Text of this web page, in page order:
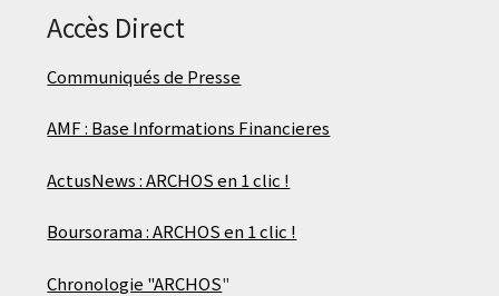
Accès Direct
Communiqués de Presse
AMF : Base Informations Financieres
ActusNews : ARCHOS en 1 clic !
Boursorama : ARCHOS en 1 clic !
Chronologie "ARCHOS"